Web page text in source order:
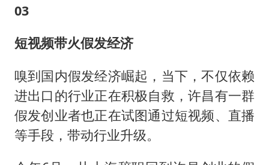
03
短视频带火假发经济
嗅到国内假发经济崛起，当下，不仅依赖
进出口的行业正在积极自救，许昌有一群
假发创业者也正在试图通过短视频、直播
等手段，带动行业升级。